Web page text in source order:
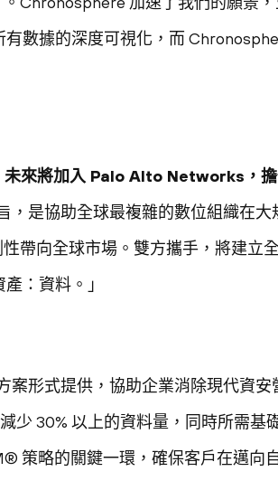
數據的深度可視化，而
來將加入 Palo Alto Networks，擔
，是協助全球最複雜的數位組織在
帶向全球市場。雙方攜手，將建立
：資料。」
形式提供，協助企業消除現代資安
少 30% 以上的資料量，同時所需基
策略的關鍵一環，確保客戶在邁向